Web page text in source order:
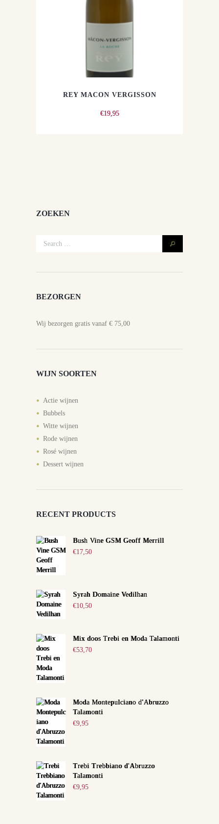
REY MACON VERGISSON
€19,95
ZOEKEN
BEZORGEN
Wij bezorgen gratis vanaf € 75,00
WIJN SOORTEN
Actie wijnen
Bubbels
Witte wijnen
Rode wijnen
Rosé wijnen
Dessert wijnen
RECENT PRODUCTS
Bush Vine GSM Geoff Merrill
€17,50
Syrah Domaine Vedilhan
€10,50
Mix doos Trebi en Moda Talamonti
€53,70
Moda Montepulciano d'Abruzzo
Talamonti
€9,95
Trebi Trebbiano d'Abruzzo
Talamonti
€9,95